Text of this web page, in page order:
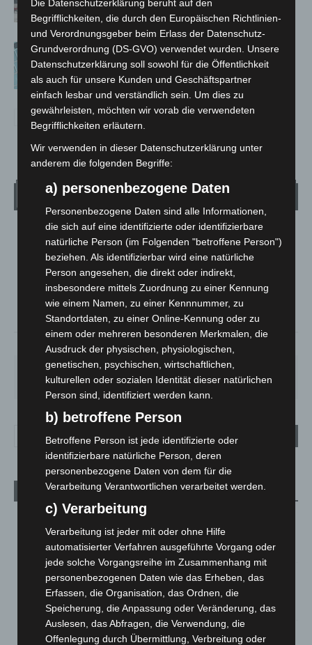
Anklage nach Abschaltung von
„Archetyp Market“ erhoben
Wetter
LANGENHAGEN
Ein Paar Wolken
14.8° 16.1°
14°
73% 2.2m/s
FR.
25°
SA.
26°
SO.
31°
MO.
35° 20°
Aktuelle Beiträge
Brand im „Haus der Begegnung“ in Neuwarmbüchen schnell
eingedämmt
6. August 2026
Region Hannover: 21 neue Notfallsanitäter starten beim
Roten Kreuz
5. August 2026
Mann läuft mit Hockeyschläger über A7 – Polizei sucht
Die Datenschutzerklärung beruht auf den
Begrifflichkeiten, die durch den Europäischen Richtlinien-
und Verordnungsgeber beim Erlass der Datenschutz-
Grundverordnung (DS-GVO) verwendet wurden. Unsere
Datenschutzerklärung soll sowohl für die Öffentlichkeit
als auch für unsere Kunden und Geschäftspartner
einfach lesbar und verständlich sein. Um dies zu
gewährleisten, möchten wir vorab die verwendeten
Begrifflichkeiten erläutern.
Wir verwenden in dieser Datenschutzerklärung unter
anderem die folgenden Begriffe:
a) personenbezogene Daten
Personenbezogene Daten sind alle Informationen,
die sich auf eine identifizierte oder identifizierbare
natürliche Person (im Folgenden "betroffene Person")
beziehen. Als identifizierbar wird eine natürliche
Person angesehen, die direkt oder indirekt,
insbesondere mittels Zuordnung zu einer Kennung
wie einem Namen, zu einer Kennnummer, zu
Standortdaten, zu einer Online-Kennung oder zu
einem oder mehreren besonderen Merkmalen, die
Ausdruck der physischen, physiologischen,
genetischen, psychischen, wirtschaftlichen,
kulturellen oder sozialen Identität dieser natürlichen
Person sind, identifiziert werden kann.
b) betroffene Person
Betroffene Person ist jede identifizierte oder
identifizierbare natürliche Person, deren
personenbezogene Daten von dem für die
Verarbeitung Verantwortlichen verarbeitet werden.
c) Verarbeitung
Verarbeitung ist jeder mit oder ohne Hilfe
automatisierter Verfahren ausgeführte Vorgang oder
jede solche Vorgangsreihe im Zusammenhang mit
personenbezogenen Daten wie das Erheben, das
Erfassen, die Organisation, das Ordnen, die
Speicherung, die Anpassung oder Veränderung, das
Auslesen, das Abfragen, die Verwendung, die
Offenlegung durch Übermittlung, Verbreitung oder